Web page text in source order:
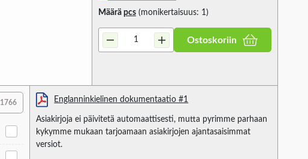
Määrä pcs(monikertaisuus: 1)
Ostoskoriin
1766 Englanninkielinen dokumentaatio #1
Asiakirjoja ei päivitetä automaattisesti, mutta pyrimme parhaan
kykymme mukaan tarjoamaan asiakirjojen ajantasaisimmat
versiot.